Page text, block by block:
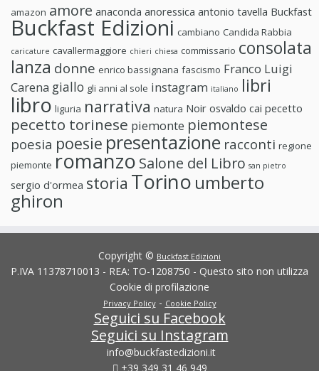
amazon amore anaconda anoressica antonio tavella Buckfast
Buckfast Edizioni cambiano Candida Rabbia
caricature cavallermaggiore chieri chiesa commissario consolata
lanza donne enrico bassignana fascismo Franco Luigi
Carena giallo gli anni al sole instagram italiano libri
libro liguria narrativa natura Noir osvaldo cai pecetto
pecetto torinese piemonte piemontese
poesia poesie presentazione racconti regione
piemonte romanzo Salone del Libro san pietro
sergio d'ormea storia Torino umberto
ghiron
Copyright © Buckfast Edizioni
P.IVA 11378710013 - REA: TO-1208750 - Questo sito non utilizza
Cookie di profilazione
Privacy Policy- Cookie Policy
Seguici su Facebook
Seguici su Instagram
info@buckfastedizioni.it
+39 349 31 46 949